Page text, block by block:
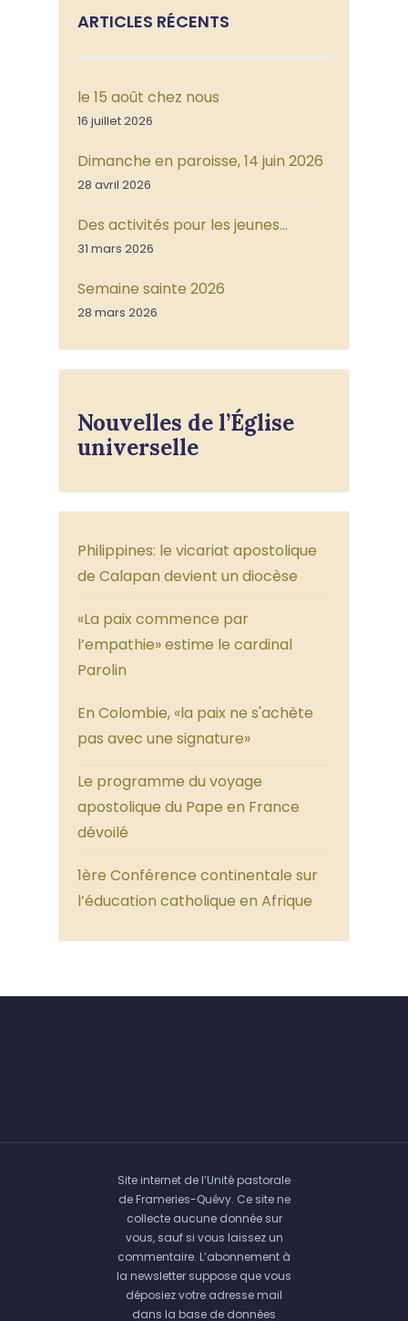
ARTICLES RÉCENTS
le 15 août chez nous
16 juillet 2026
Dimanche en paroisse, 14 juin 2026
28 avril 2026
Des activités pour les jeunes…
31 mars 2026
Semaine sainte 2026
28 mars 2026
Nouvelles de l’Église
universelle
Philippines: le vicariat apostolique
de Calapan devient un diocèse
«La paix commence par
l’empathie» estime le cardinal
Parolin
En Colombie, «la paix ne s'achète
pas avec une signature»
Le programme du voyage
apostolique du Pape en France
dévoilé
1ère Conférence continentale sur
l’éducation catholique en Afrique
Site internet de l’Unité pastorale
de Frameries-Quévy. Ce site ne
collecte aucune donnée sur
vous, sauf si vous laissez un
commentaire. L’abonnement à
la newsletter suppose que vous
déposiez votre adresse mail
dans la base de données